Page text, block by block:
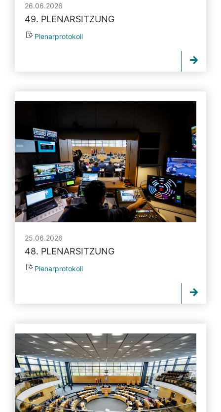
26.06.2026
49. PLENARSITZUNG
Plenarprotokoll
25.06.2026
48. PLENARSITZUNG
Plenarprotokoll